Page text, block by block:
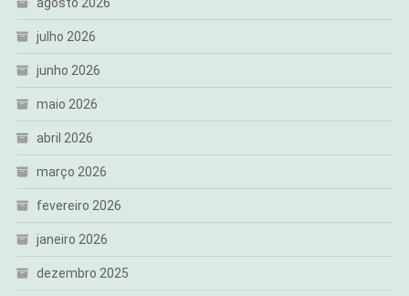
agosto 2026
julho 2026
junho 2026
maio 2026
abril 2026
março 2026
fevereiro 2026
janeiro 2026
dezembro 2025